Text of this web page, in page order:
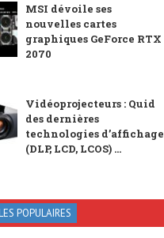
MSI dévoile ses
nouvelles cartes
graphiques GeForce RTX
2070
Vidéoprojecteurs : Quid
des dernières
technologies d’affichage
(DLP, LCD, LCOS) ...
POPULAIRES